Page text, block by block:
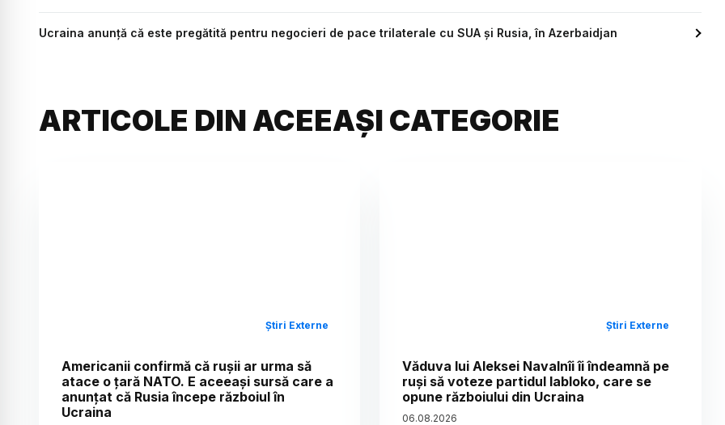
Ucraina anunță că este pregătită pentru negocieri de pace trilaterale cu SUA și Rusia, în Azerbaidjan
ARTICOLE DIN ACEEAȘI CATEGORIE
Știri Externe
Americanii confirmă că rușii ar urma să
atace o țară NATO. E aceeași sursă care a
anunțat că Rusia începe războiul în
Ucraina
Știri Externe
Văduva lui Aleksei Navalnîi îi îndeamnă pe
ruși să voteze partidul Iabloko, care se
opune războiului din Ucraina
06.08.2026